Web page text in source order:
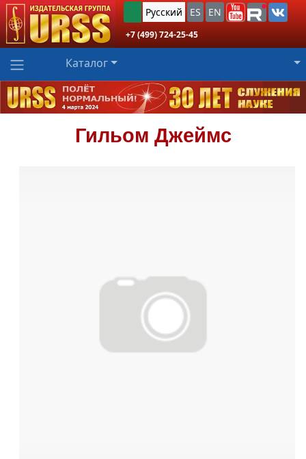
Русский ES EN
+7 (499) 724-25-45
Каталог
Гильом Джеймс